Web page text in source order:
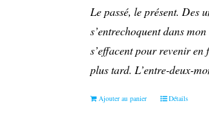
Le passé, le présent. Des
s’entrechoquent dans
s’effacent pour revenir en
plus tard. L’entre-deux-
Ajouter au panier Détails